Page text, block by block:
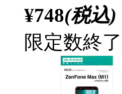
¥748(税込)
限定数終了